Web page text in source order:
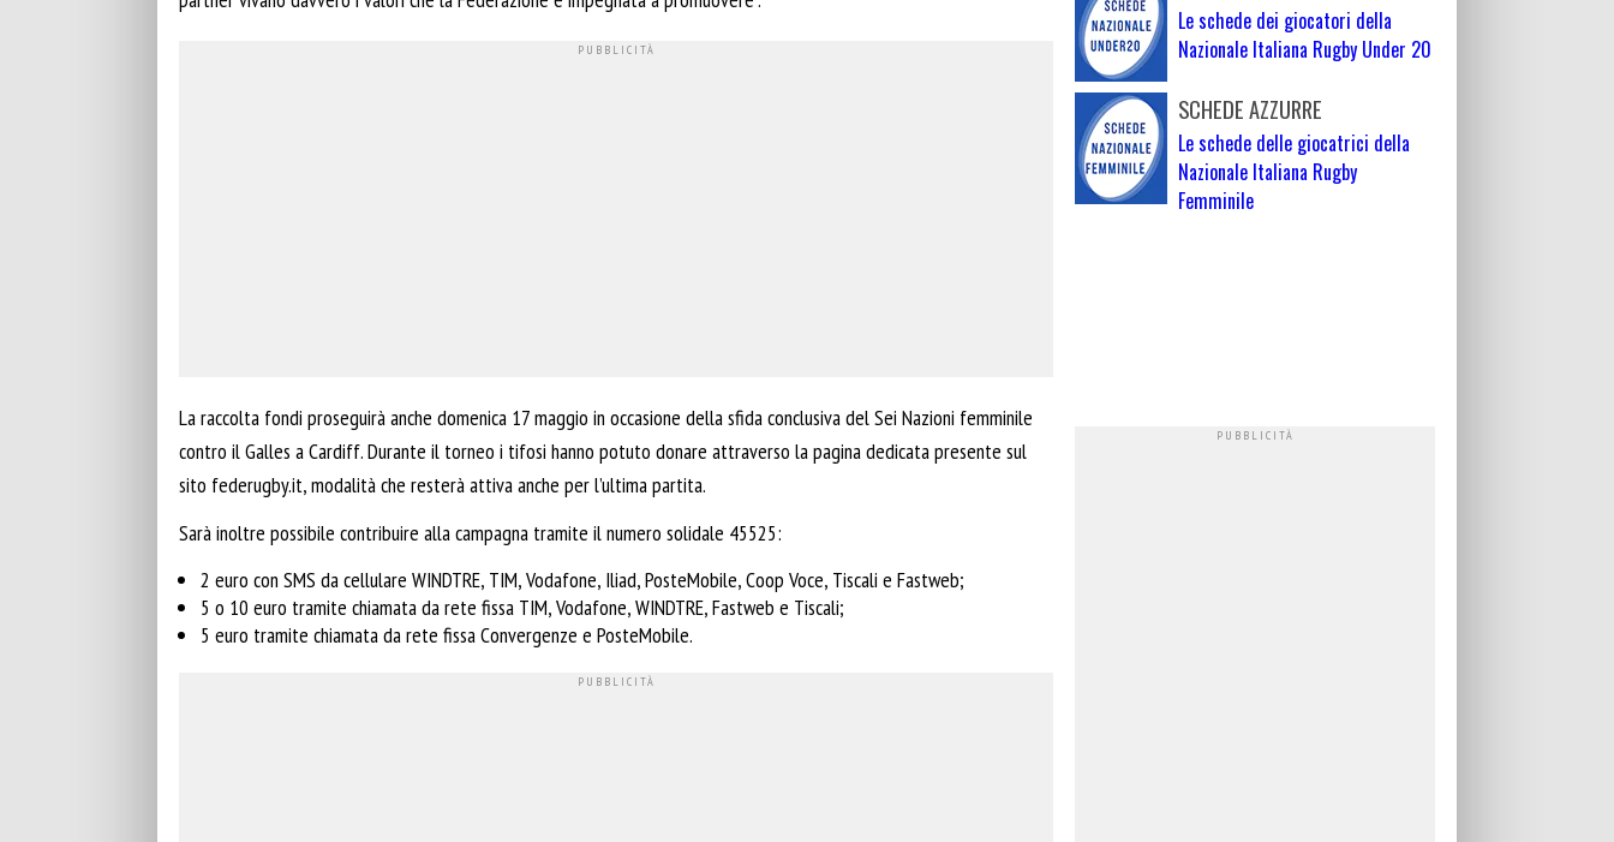
La raccolta fondi proseguirà anche domenica 17 maggio in occasione della sfida conclusiva del Sei Nazioni femminile
contro il Galles a Cardiff. Durante il torneo i tifosi hanno potuto donare attraverso la pagina dedicata presente sul
sito federugby.it, modalità che resterà attiva anche per l’ultima partita.
Sarà inoltre possibile contribuire alla campagna tramite il numero solidale 45525:
2 euro con SMS da cellulare WINDTRE, TIM, Vodafone, Iliad, PosteMobile, Coop Voce, Tiscali e Fastweb;
5 o 10 euro tramite chiamata da rete fissa TIM, Vodafone, WINDTRE, Fastweb e Tiscali;
5 euro tramite chiamata da rete fissa Convergenze e PosteMobile.
Le schede dei giocatori della
Nazionale Italiana Rugby Under 20
SCHEDE AZZURRE
Le schede delle giocatrici della
Nazionale Italiana Rugby
Femminile